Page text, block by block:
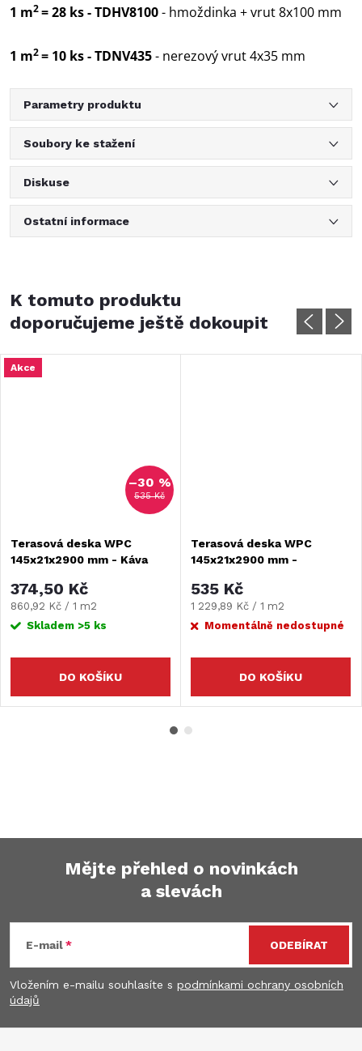
1 m2= 28 ks - TDHV8100- hmoždinka + vrut 8x100 mm
1 m2= 10 ks - TDNV435- nerezový vrut 4x35 mm
Parametry produktu
Soubory ke stažení
Diskuse
Ostatní informace
K tomuto produktu
doporučujeme ještě dokoupit
Akce
535 Kč
–30 %
Terasová deska WPC
145x21x2900 mm - Káva
374,50 Kč
Měrná
cena:
860,92 Kč / 1 m2
Skladem >5 ks
DO KOŠÍKU
Terasová deska WPC
145x21x2900 mm -
535 Kč
Měrná
cena:
1 229,89 Kč / 1 m2
Momentálně nedostupné
DO KOŠÍKU
p
a
Mějte přehled o novinkách
a slevách
E-mail
Vložením e-mailu souhlasíte s podmínkami ochrany osobních
údajů
ODEBÍRAT